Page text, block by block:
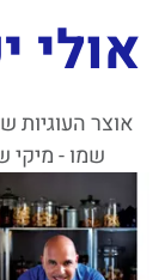
אולי
אוצר העוגיות
שמו - מיקי